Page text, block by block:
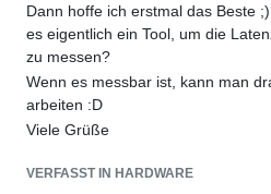
Dann hoffe ich erstmal das Beste
es eigentlich ein Tool, um die
zu messen?
Wenn es messbar ist, kann man
arbeiten :D
Viele Grüße
VERFASST IN HARDWARE